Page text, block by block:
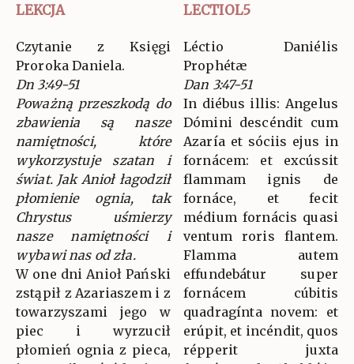
LEKCJA LECTIOL5
Czytanie z Księgi
Proroka Daniela.
Dn 3:49-51
Poważną przeszkodą do
zbawienia są nasze
namiętności, które
wykorzystuje szatan i
świat. Jak Anioł łagodził
płomienie ognia, tak
Chrystus uśmierzy
nasze namiętności i
wybawi nas od zła.
W one dni Anioł Pański
zstąpił z Azariaszem i z
towarzyszami jego w
piec i wyrzucił
płomień ognia z pieca,
Léctio Daniélis
Prophétæ
Dan 3:47-51
In diébus illis: Angelus
Dómini descéndit cum
Azaría et sóciis ejus in
fornácem: et excússit
flammam ignis de
fornáce, et fecit
médium fornácis quasi
ventum roris flantem.
Flamma autem
effundebátur super
fornácem cúbitis
quadragínta novem: et
erúpit, et incéndit, quos
répperit juxta